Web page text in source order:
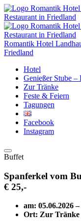
Romantik Hotel
Friedland
Hotel
Genießer Stube –
Zur Tränke
Feste & Feiern
Tagungen
Facebook
Instagram
Buffet
Spanferkel vom
€ 25,-
am: 05.06.2026 –
Ort: Zur Tränke